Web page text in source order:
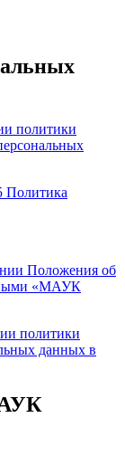
политики
Политика
Положения об
«МАУК
политики
данных в